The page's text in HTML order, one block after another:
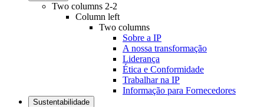
Two columns 2-2
Column left
Two columns
Sobre a IP
A nossa transformação
Liderança
Ética e Conformidade
Trabalhar na IP
Informação para Fornecedores
Sustentabilidade